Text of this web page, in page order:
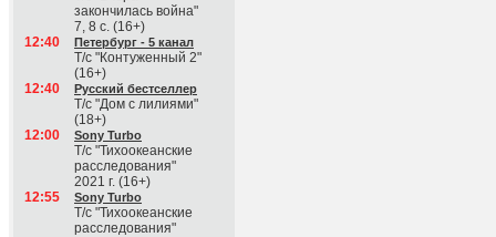
закончилась война"
7, 8 с. (16+)
12:40
Петербург - 5 канал
Т/с "Контуженный 2"
(16+)
12:40
Русский бестселлер
Т/с "Дом с лилиями"
(18+)
12:00
Sony Turbo
Т/с "Тихоокеанские
расследования"
2021 г. (16+)
12:55
Sony Turbo
Т/с "Тихоокеанские
расследования"